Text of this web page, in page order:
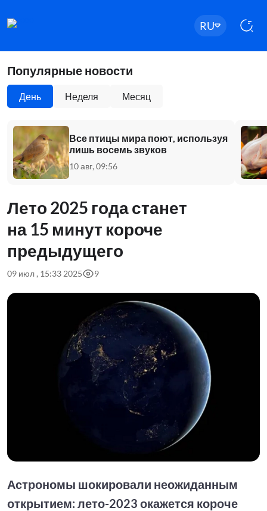
RU
Популярные новости
День Неделя Месяц
Все птицы мира поют, используя
лишь восемь звуков
10 авг, 09:56
Лето 2025 года станет
на 15 минут короче
предыдущего
09 июл , 15:33 2025 9
Астрономы шокировали неожиданным
открытием: лето-2023 окажется короче